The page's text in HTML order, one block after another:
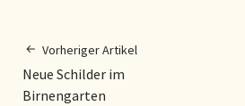
Vorheriger Artikel
Neue Schilder im
Birnengarten